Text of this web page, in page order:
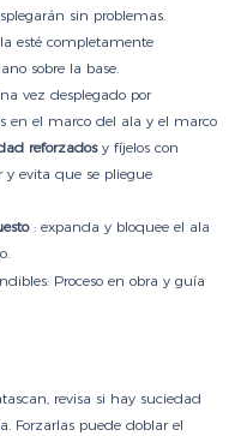
sin problemas.
esté completamente
sobre la base.
vez desplegado por
en el marco del ala y el marco
reforzadosy fíjelos con
y evita que se pliegue
: expanda y bloquee el ala
revisa si hay suciedad
Forzarlas puede doblar el